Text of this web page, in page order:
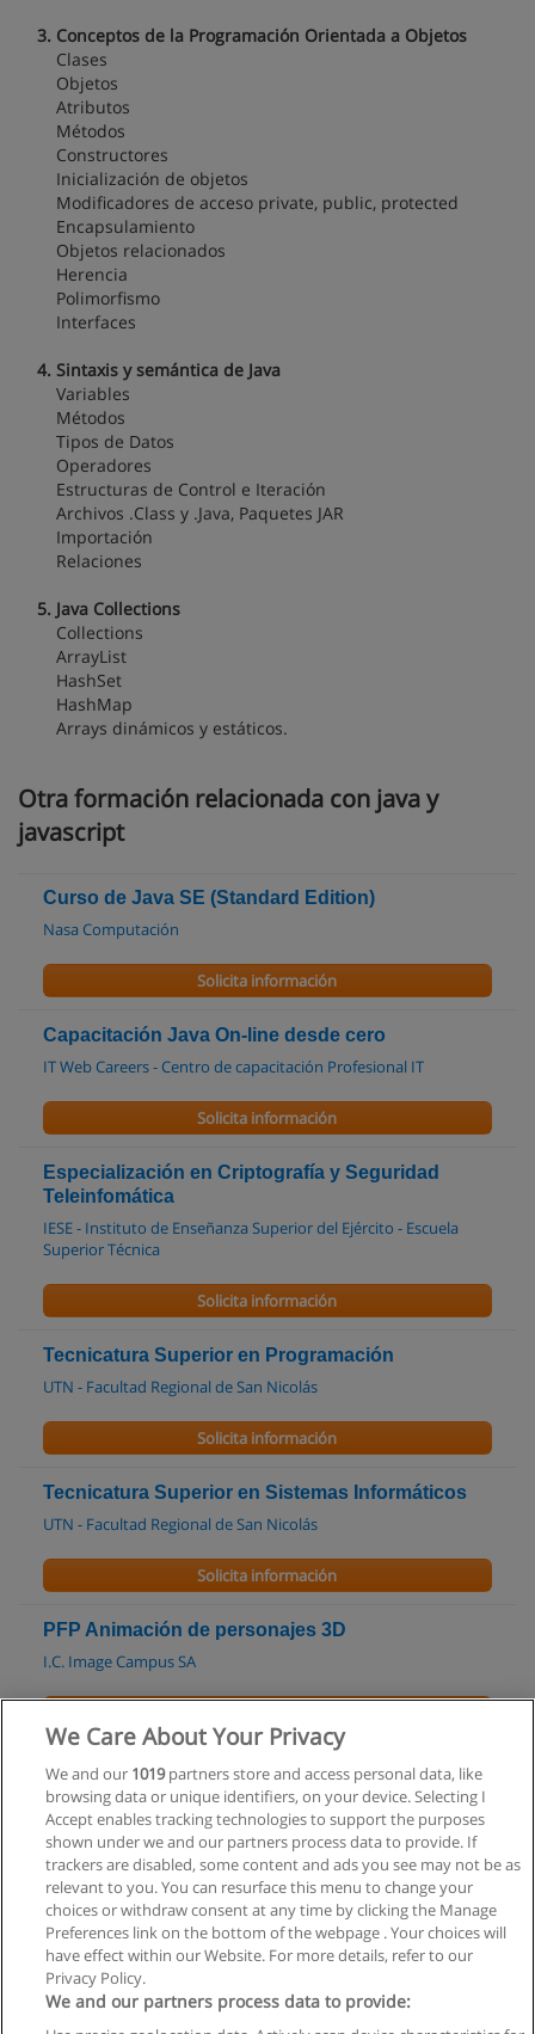
3. Conceptos de la Programación Orientada a Objetos
Clases
Objetos
Atributos
Métodos
Constructores
Inicialización de objetos
Modificadores de acceso private, public, protected
Encapsulamiento
Objetos relacionados
Herencia
Polimorfismo
Interfaces
4. Sintaxis y semántica de Java
Variables
Métodos
Tipos de Datos
Operadores
Estructuras de Control e Iteración
Archivos .Class y .Java, Paquetes JAR
Importación
Relaciones
5. Java Collections
Collections
ArrayList
HashSet
HashMap
Arrays dinámicos y estáticos.
Otra formación relacionada con java y
javascript
Curso de Java SE (Standard Edition)
Nasa Computación
Solicita información
Capacitación Java On-line desde cero
IT Web Careers - Centro de capacitación Profesional IT
Solicita información
Especialización en Criptografía y Seguridad
Teleinfomática
IESE - Instituto de Enseñanza Superior del Ejército - Escuela
Superior Técnica
Solicita información
Tecnicatura Superior en Programación
UTN - Facultad Regional de San Nicolás
Solicita información
Tecnicatura Superior en Sistemas Informáticos
UTN - Facultad Regional de San Nicolás
Solicita información
PFP Animación de personajes 3D
I.C. Image Campus SA
Curso de Modelado 3D.
I.C. Image Campus SA
Solicita información
We Care About Your Privacy
We and our 1019partners store and access personal data, like
browsing data or unique identifiers, on your device. Selecting I
Accept enables tracking technologies to support the purposes
shown under we and our partners process data to provide. If
trackers are disabled, some content and ads you see may not be as
relevant to you. You can resurface this menu to change your
choices or withdraw consent at any time by clicking the Manage
Preferences link on the bottom of the webpage . Your choices will
have effect within our Website. For more details, refer to our
Privacy Policy.
We and our partners process data to provide: